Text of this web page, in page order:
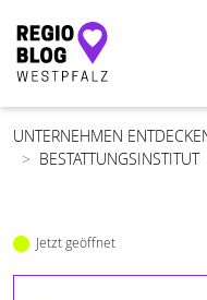
Hauptnavigation
UNTERNEHMEN
BESTATTUNGSINSTITUT
Jetzt geöffnet